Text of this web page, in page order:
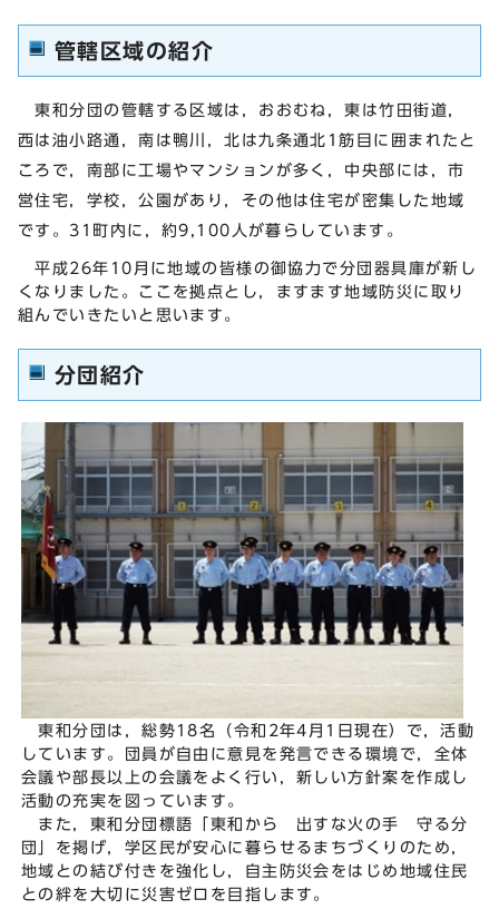
管轄区域の紹介
東和分団の管轄する区域は，おおむね，東は竹田街道，
西は油小路通，南は鴨川，北は九条通北1筋目に囲まれたと
ころで，南部に工場やマンションが多く，中央部には，市
営住宅，学校，公園があり，その他は住宅が密集した地域
です。31町内に，約9,100人が暮らしています。
平成26年10月に地域の皆様の御協力で分団器具庫が新し
くなりました。ここを拠点とし，ますます地域防災に取り
組んでいきたいと思います。
分団紹介
東和分団は，総勢18名（令和2年4月1日現在）で，活動
しています。団員が自由に意見を発言できる環境で，全体
会議や部長以上の会議をよく行い，新しい方針案を作成し
活動の充実を図っています。
また，東和分団標語「東和から 出すな火の手 守る分
団」を掲げ，学区民が安心に暮らせるまちづくりのため，
地域との結び付きを強化し，自主防災会をはじめ地域住民
との絆を大切に災害ゼロを目指します。